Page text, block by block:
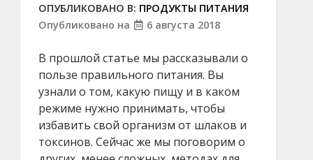
ОПУБЛИКОВАНО В: ПРОДУКТЫ ПИТАНИЯ
Опубликовано на
6 августа 2018
В прошлой статье мы рассказывали о
пользе правильного питания. Вы
узнали о том, какую пищу и в каком
режиме нужно принимать, чтобы
избавить свой организм от шлаков и
токсинов. Сейчас же мы поговорим о